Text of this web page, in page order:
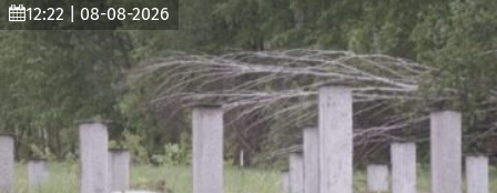
12:22 | 08-08-2026